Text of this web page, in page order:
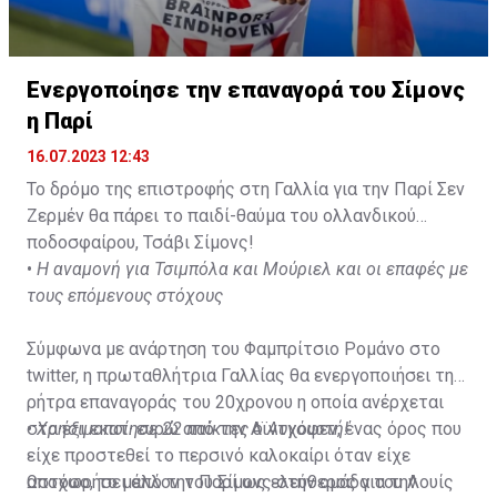
Ενεργοποίησε την επαναγορά του Σίμονς
η Παρί
16.07.2023 12:43
Το δρόμο της επιστροφής στη Γαλλία για την Παρί Σεν
Ζερμέν θα πάρει το παιδί-θαύμα του ολλανδικού
ποδοσφαίρου, Τσάβι Σίμονς!
• Η αναμονή για Τσιμπόλα και Μούριελ και οι επαφές με
τους επόμενους στόχους
Σύμφωνα με ανάρτηση του Φαμπρίτσιο Ρομάνο στο
twitter, η πρωταθλήτρια Γαλλίας θα ενεργοποιήσει τη
ρήτρα επαναγοράς του 20χρονου η οποία ανέρχεται
στα έξι εκατ. ευρώ από την Αϊντχόφεν, ένας όρος που
είχε προστεθεί το περσινό καλοκαίρι όταν είχε
αποχωρήσει από την Παρί ως ελεύθερος για την
•Χρησιμοποίησε 22 παίκτες ο Αυγουστή!
Ωστόσο, το μέλλον του Σίμονς στην ομάδα του Λουίς